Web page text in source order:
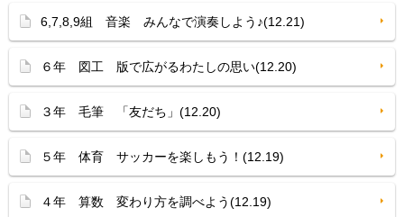
6,7,8,9組 音楽 みんなで演奏しよう♪(12.21)
６年 図工 版で広がるわたしの思い(12.20)
３年 毛筆 「友だち」(12.20)
５年 体育 サッカーを楽しもう！(12.19)
４年 算数 変わり方を調べよう(12.19)